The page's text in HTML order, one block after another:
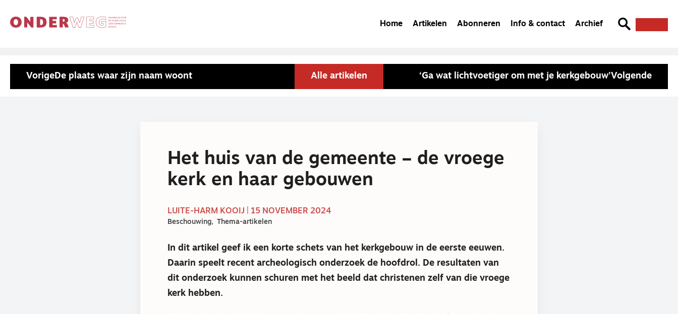
Home Artikelen Abonneren Info & contact Archief
VorigeDe plaats waar zijn naam woont Alle artikelen ‘Ga wat lichtvoetiger om met je kerkgebouw’Volgende
Het huis van de gemeente – de vroege
kerk en haar gebouwen
LUITE-HARM KOOIJ | 15 NOVEMBER 2024
Beschouwing Thema-artikelen
In dit artikel geef ik een korte schets van het kerkgebouw in de eerste eeuwen.
Daarin speelt recent archeologisch onderzoek de hoofdrol. De resultaten van
dit onderzoek kunnen schuren met het beeld dat christenen zelf van die vroege
kerk hebben.